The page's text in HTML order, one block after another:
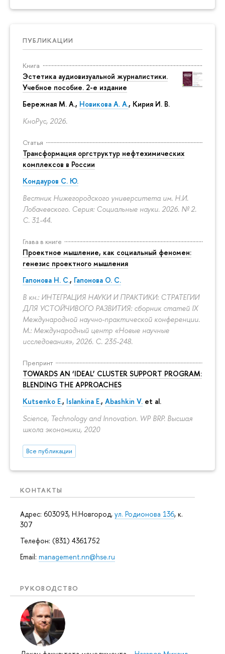
ПУБЛИКАЦИИ
Книга
Эстетика аудиовизуальной журналистики.
Учебное пособие. 2-е издание
Бережная М. А., Новикова А. А., Кирия И. В.
КноРус, 2026.
Статья
Трансформация оргструктур нефтехимических
комплексов в России
Кондауров С. Ю.
Вестник Нижегородского университета им. Н.И.
Лобачевского. Серия: Социальные науки. 2026. № 2.
С. 31-44.
Глава в книге
Проектное мышление, как социальный феномен:
генезис проектного мышления
Гапонова Н. С., Гапонова О. С.
В кн.: ИНТЕГРАЦИЯ НАУКИ И ПРАКТИКИ: СТРАТЕГИИ
ДЛЯ УСТОЙЧИВОГО РАЗВИТИЯ: сборник статей IX
Международной научно-практической конференции.
М.: Международный центр «Новые научные
исследования», 2026. С. 235-248.
Препринт
TOWARDS AN ‘IDEAL’ CLUSTER SUPPORT PROGRAM:
BLENDING THE APPROACHES
Kutsenko E., Islankina E., Abashkin V. et al.
Science, Technology and Innovation. WP BRP. Высшая
школа экономики, 2020
Все публикации
КОНТАКТЫ
Адрес: 603093, Н.Новгород, ул. Родионова 136, к.
307
Телефон: (831) 4361752
Email: management.nn@hse.ru
РУКОВОДСТВО